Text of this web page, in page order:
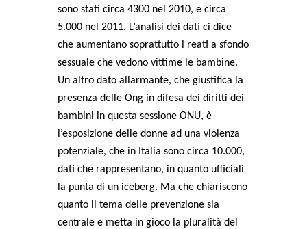
sono stati circa 4300 nel 2010, e circa
5.000 nel 2011. L’analisi dei dati ci dice
che aumentano soprattutto i reati a sfondo
sessuale che vedono vittime le bambine.
Un altro dato allarmante, che giustifica la
presenza delle Ong in difesa dei diritti dei
bambini in questa sessione ONU, è
l’esposizione delle donne ad una violenza
potenziale, che in Italia sono circa 10.000,
dati che rappresentano, in quanto ufficiali
la punta di un iceberg. Ma che chiariscono
quanto il tema delle prevenzione sia
centrale e metta in gioco la pluralità del